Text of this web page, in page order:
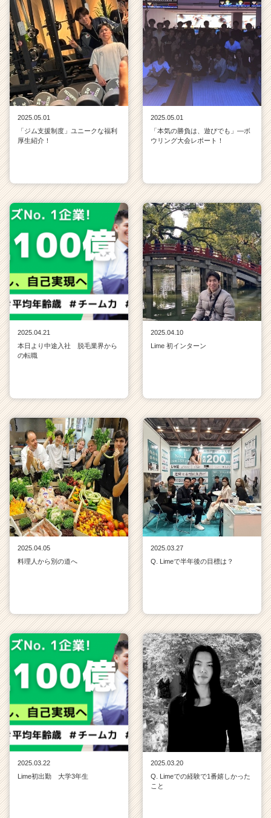
2025.05.01
「ジム支援制度」ユニークな福利
厚生紹介！
2025.05.01
「本気の勝負は、遊びでも」—ボ
ウリング大会レポート！
2025.04.21
本日より中途入社 脱毛業界から
の転職
2025.04.10
Lime 初インターン
2025.04.05
料理人から別の道へ
2025.03.27
Q. Limeで半年後の目標は？
2025.03.22
Lime初出勤 大学3年生
2025.03.20
Q. Limeでの経験で1番嬉しかった
こと